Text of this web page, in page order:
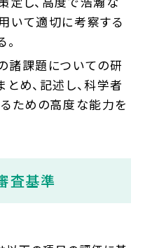
いて適切に考察する
諸課題についての研
め、記述し、科学者
ための高度な能力を
査基準